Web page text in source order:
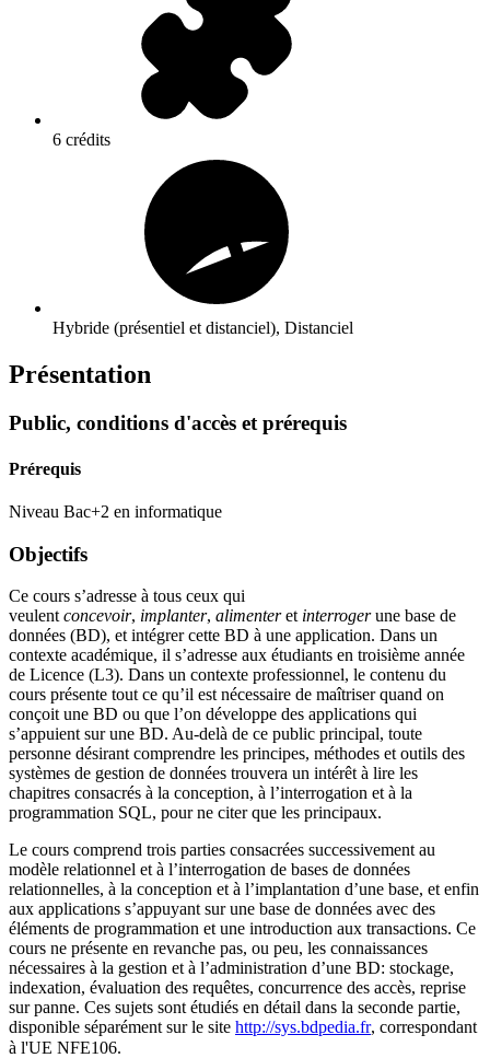
6 crédits
Hybride (présentiel et distanciel), Distanciel
Présentation
Public, conditions d'accès et prérequis
Prérequis
Niveau Bac+2 en informatique
Objectifs
Ce cours s’adresse à tous ceux qui
veulent concevoir, implanter, alimenteret interrogerune base de
données (BD), et intégrer cette BD à une application. Dans un
contexte académique, il s’adresse aux étudiants en troisième année
de Licence (L3). Dans un contexte professionnel, le contenu du
cours présente tout ce qu’il est nécessaire de maîtriser quand on
conçoit une BD ou que l’on développe des applications qui
s’appuient sur une BD. Au-delà de ce public principal, toute
personne désirant comprendre les principes, méthodes et outils des
systèmes de gestion de données trouvera un intérêt à lire les
chapitres consacrés à la conception, à l’interrogation et à la
programmation SQL, pour ne citer que les principaux.
Le cours comprend trois parties consacrées successivement au
modèle relationnel et à l’interrogation de bases de données
relationnelles, à la conception et à l’implantation d’une base, et enfin
aux applications s’appuyant sur une base de données avec des
éléments de programmation et une introduction aux transactions. Ce
cours ne présente en revanche pas, ou peu, les connaissances
nécessaires à la gestion et à l’administration d’une BD: stockage,
indexation, évaluation des requêtes, concurrence des accès, reprise
sur panne. Ces sujets sont étudiés en détail dans la seconde partie,
disponible séparément sur le site http://sys.bdpedia.fr, correspondant
à l'UE NFE106.